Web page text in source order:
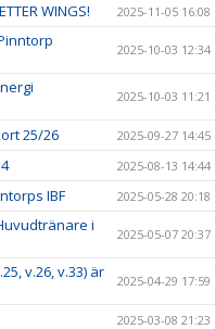
WINGS! 2025-11-05 16:08
2025-10-03 12:34
2025-10-03 11:21
25/26 2025-09-27 14:45
2025-08-13 14:44
IBF 2025-05-28 20:18
i
2025-05-07 20:37
v.26, v.33) är
2025-04-29 17:59
2025-03-08 21:23